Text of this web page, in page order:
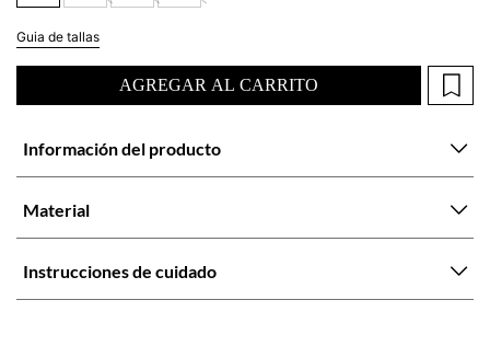
Guia de tallas
AGREGAR AL CARRITO
Información del producto
Material
Instrucciones de cuidado